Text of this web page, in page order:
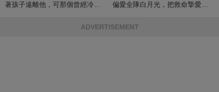
著孩子遠離他，可那個曾經冷漠
偏愛全隊白月光，把救命摯愛當
ADVERTISEMENT